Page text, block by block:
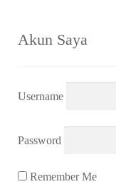
Akun Saya
Username
Password
Remember Me